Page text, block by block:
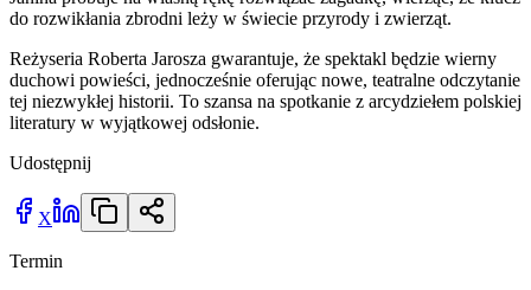
do rozwikłania zbrodni leży w świecie przyrody i zwierząt.
Reżyseria Roberta Jarosza gwarantuje, że spektakl będzie wierny
duchowi powieści, jednocześnie oferując nowe, teatralne odczytanie
tej niezwykłej historii. To szansa na spotkanie z arcydziełem polskiej
literatury w wyjątkowej odsłonie.
Udostępnij
X
Termin